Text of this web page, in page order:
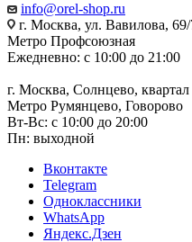
info@orel-shop.ru
г. Москва, ул. Вавилова,
Метро Профсоюзная
Ежедневно: с 10:00 до 21:00
г. Москва, Солнцево,
Метро Румянцево, Говорово
Вт-Вс: с 10:00 до 20:00
Пн: выходной
Вконтакте
Telegram
Одноклассники
WhatsApp
Яндекс.Дзен